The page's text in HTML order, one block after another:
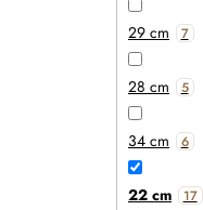
29 cm 7
28 cm 5
34 cm 6
22 cm 17